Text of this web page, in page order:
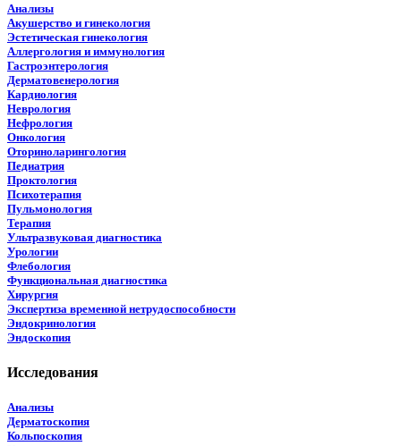
Анализы
Акушерство и гинекология
Эстетическая гинекология
Аллергология и иммунология
Гастроэнтерология
Дерматовенерология
Кардиология
Неврология
Нефрология
Онкология
Оториноларингология
Педиатрия
Проктология
Психотерапия
Пульмонология
Терапия
Ультразвуковая диагностика
Урологии
Флебология
Функциональная диагностика
Хирургия
Экспертиза временной нетрудоспособности
Эндокринология
Эндоскопия
Исследования
Анализы
Дерматоскопия
Кольпоскопия